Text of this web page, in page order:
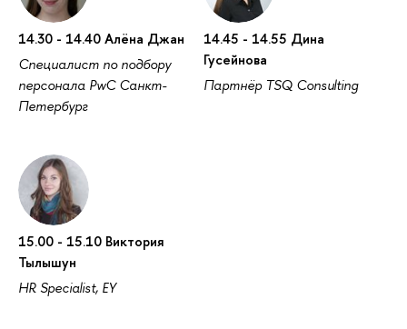
14.30 - 14.40 Алёна Джан
Специалист по подбору
персонала PwC Санкт-
Петербург
14.45 - 14.55 Дина
Гусейнова
Партнёр TSQ Consulting
15.00 - 15.10 Виктория
Тылышун
HR Specialist, EY